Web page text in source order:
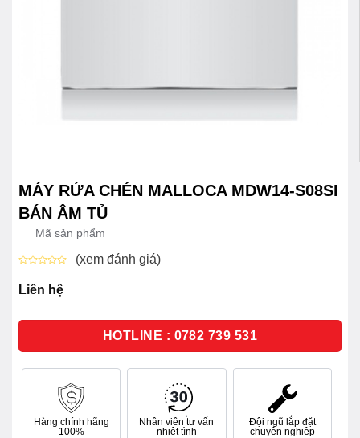
MÁY RỬA CHÉN MALLOCA MDW14-S08SI
BÁN ÂM TỦ
Mã sản phẩm
xếp
hạng
sao
(xem đánh giá)
Liên hệ
HOTLINE : 0782 739 531
Hàng chính hãng
100%
Nhân viên tư vấn
nhiệt tình
Đội ngũ lắp đặt
chuyên nghiệp